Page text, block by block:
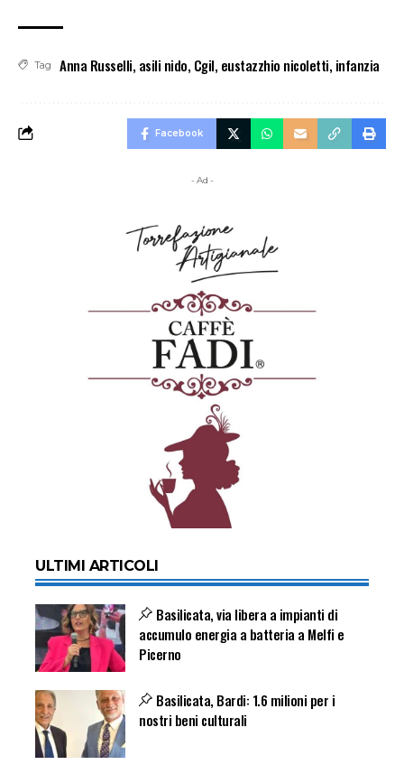
Tag Anna Russelli, asili nido, Cgil, eustazzhio nicoletti, infanzia
Facebook
- Ad -
ULTIMI ARTICOLI
Basilicata, via libera a impianti di
accumulo energia a batteria a Melfi e
Picerno
Basilicata, Bardi: 1.6 milioni per i
nostri beni culturali